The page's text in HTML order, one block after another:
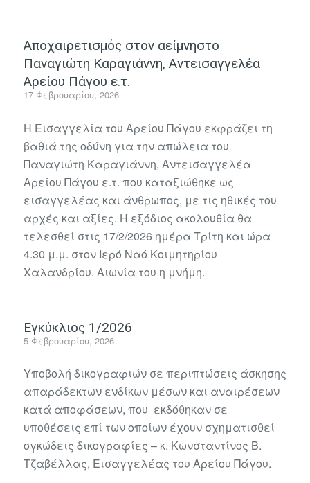
Αποχαιρετισμός στον αείμνηστο
Παναγιώτη Καραγιάννη, Αντεισαγγελέα
Αρείου Πάγου ε.τ.
17 Φεβρουαρίου, 2026
Η Εισαγγελία του Αρείου Πάγου εκφράζει τη
βαθιά της οδύνη για την απώλεια του
Παναγιώτη Καραγιάννη, Αντεισαγγελέα
Αρείου Πάγου ε.τ. που καταξιώθηκε ως
εισαγγελέας και άνθρωπος, με τις ηθικές του
αρχές και αξίες. Η εξόδιος ακολουθία θα
τελεσθεί στις 17/2/2026 ημέρα Τρίτη και ώρα
4.30 μ.μ. στον Ιερό Ναό Κοιμητηρίου
Χαλανδρίου. Αιωνία του η μνήμη.
Εγκύκλιος 1/2026
5 Φεβρουαρίου, 2026
Υποβολή δικογραφιών σε περιπτώσεις άσκησης
απαράδεκτων ενδίκων μέσων και αναιρέσεων
κατά αποφάσεων, που εκδόθηκαν σε
υποθέσεις επί των οποίων έχουν σχηματισθεί
ογκώδεις δικογραφίες – κ. Κωνσταντίνος Β.
Τζαβέλλας, Εισαγγελέας του Αρείου Πάγου.